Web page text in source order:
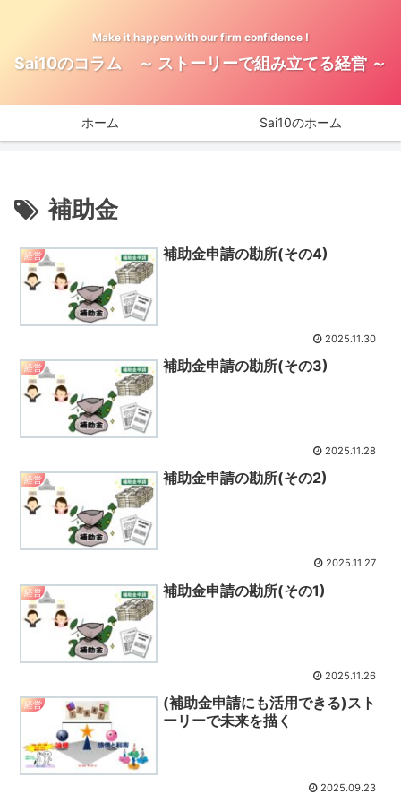
Make it happen with our firm confidence !
Sai10のコラム ～ ストーリーで組み立てる経営 ～
ホーム Sai10のホーム
補助金
経営 補助金申請の勘所(その4)
2025.11.30
経営 補助金申請の勘所(その3)
2025.11.28
経営 補助金申請の勘所(その2)
2025.11.27
経営 補助金申請の勘所(その1)
2025.11.26
経営
(補助金申請にも活用できる)スト
ーリーで未来を描く
2025.09.23